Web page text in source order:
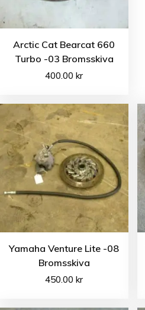
Arctic Cat Bearcat 660
Turbo -03 Bromsskiva
400.00kr
Yamaha Venture Lite -08
Bromsskiva
450.00kr